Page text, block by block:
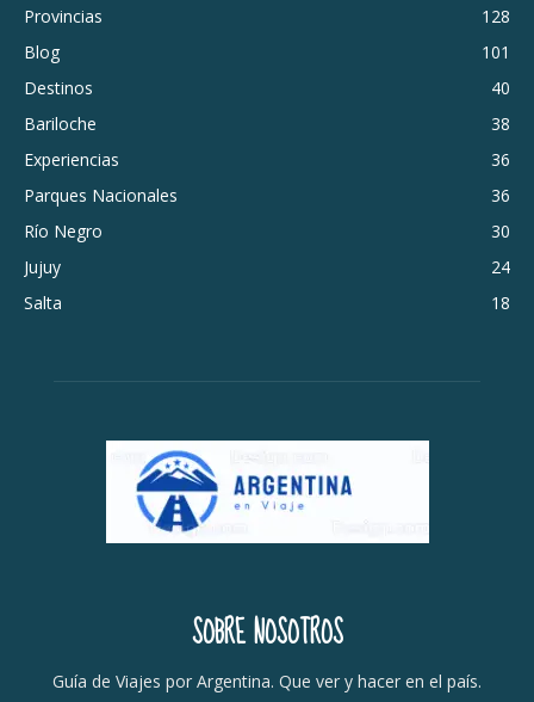
Provincias
128
Blog
101
Destinos
40
Bariloche
38
Experiencias
36
Parques Nacionales
36
Río Negro
30
Jujuy
24
Salta
18
SOBRE NOSOTROS
Guía de Viajes por Argentina. Que ver y hacer en el país.